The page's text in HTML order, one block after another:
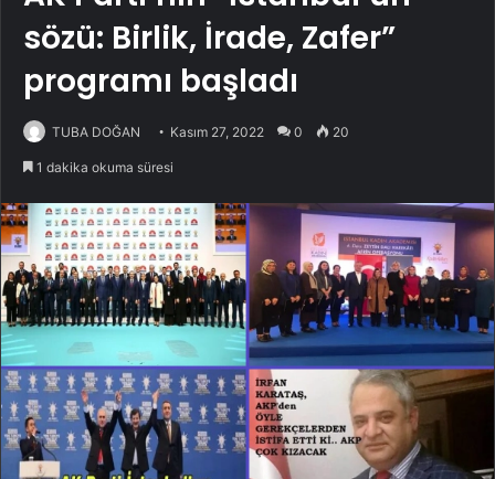
sözü: Birlik, İrade, Zafer”
programı başladı
TUBA DOĞAN Kasım 27, 2022 0 20
1 dakika okuma süresi